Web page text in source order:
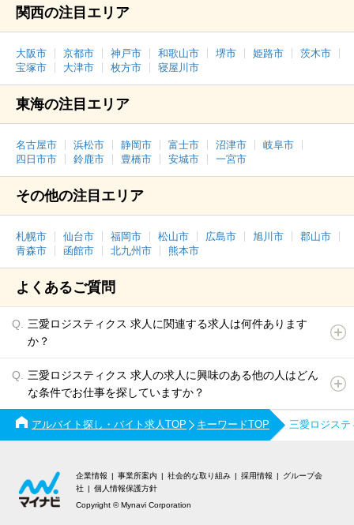
関西の注目エリア
大阪市 京都市 神戸市 和歌山市 堺市 姫路市
茨木市
宝塚市
大津市 枚方市 寝屋川市
東海の注目エリア
名古屋市 浜松市 静岡市 富士市 沼津市
岐阜市
四日市市
鈴鹿市 豊橋市 安城市 一宮市
その他の注目エリア
札幌市 仙台市 福岡市 松山市 広島市 旭川市
郡山市
青森市
函館市 北九州市 熊本市
よくあるご質問
三愛ロジスティクス 求人に関連する求人は何件あります
か？
三愛ロジスティクス 求人の求人に興味のある他の人はどん
な条件でお仕事を探していますか？
アルバイト探し・バイト求人TOP キーワードTOP 三愛ロジス
企業情報 事業所案内 社会的な取り組み 採用情報
グループ会
社
個人情報保護方針
Copyright © Mynavi Corporation